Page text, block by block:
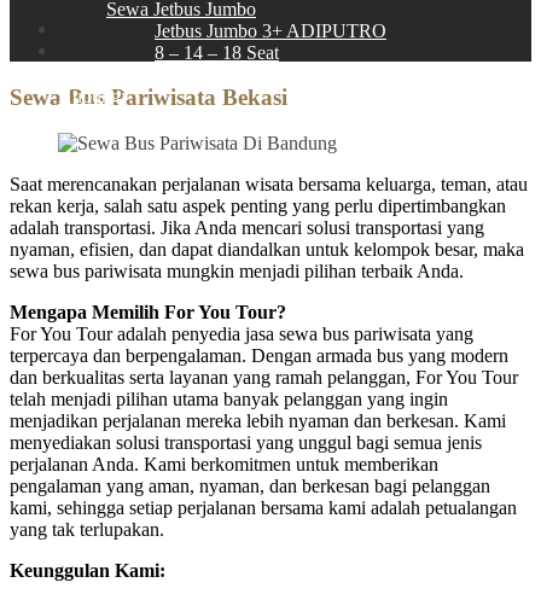
Sewa Jetbus Jumbo
Jetbus Jumbo 3+ ADIPUTRO
8 – 14 – 18 Seat
Hubungi
Sewa Bus Pariwisata Bekasi
Saat merencanakan perjalanan wisata bersama keluarga, teman, atau
rekan kerja, salah satu aspek penting yang perlu dipertimbangkan
adalah transportasi. Jika Anda mencari solusi transportasi yang
nyaman, efisien, dan dapat diandalkan untuk kelompok besar, maka
sewa bus pariwisata mungkin menjadi pilihan terbaik Anda.
Mengapa Memilih For You Tour?
For You Tour adalah penyedia jasa sewa bus pariwisata yang
terpercaya dan berpengalaman. Dengan armada bus yang modern
dan berkualitas serta layanan yang ramah pelanggan, For You Tour
telah menjadi pilihan utama banyak pelanggan yang ingin
menjadikan perjalanan mereka lebih nyaman dan berkesan. Kami
menyediakan solusi transportasi yang unggul bagi semua jenis
perjalanan Anda. Kami berkomitmen untuk memberikan
pengalaman yang aman, nyaman, dan berkesan bagi pelanggan
kami, sehingga setiap perjalanan bersama kami adalah petualangan
yang tak terlupakan.
Keunggulan Kami: